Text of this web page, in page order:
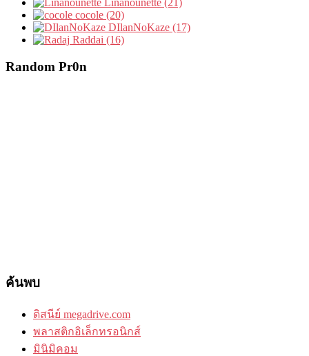
Linanounette (21)
cocole (20)
DIlanNoKaze (17)
Raddai (16)
Random Pr0n
ค้นพบ
ดิสนีย์ megadrive.com
พลาสติกอิเล็กทรอนิกส์
มินิมิคอม